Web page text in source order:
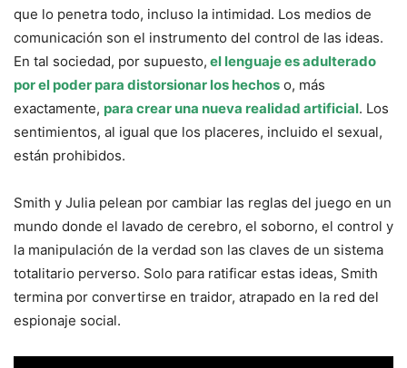
que lo penetra todo, incluso la intimidad. Los medios de
comunicación son el instrumento del control de las ideas.
En tal sociedad, por supuesto, el lenguaje es adulterado
por el poder para distorsionar los hechos o, más
exactamente, para crear una nueva realidad artificial. Los
sentimientos, al igual que los placeres, incluido el sexual,
están prohibidos.
Smith y Julia pelean por cambiar las reglas del juego en un
mundo donde el lavado de cerebro, el soborno, el control y
la manipulación de la verdad son las claves de un sistema
totalitario perverso. Solo para ratificar estas ideas, Smith
termina por convertirse en traidor, atrapado en la red del
espionaje social.